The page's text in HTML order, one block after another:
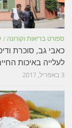
ספורט בריאות וקורונה /
כאבי גב, סוכרת
לעלייה באיכות
3 באפריל, 2017